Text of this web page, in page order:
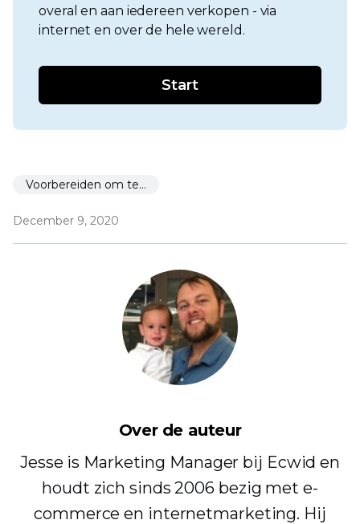
overal en aan iedereen verkopen - via
internet en over de hele wereld.
Start
Voorbereiden om te starten
December 9, 2020
Over de auteur
Jesse is Marketing Manager bij Ecwid en
houdt zich sinds 2006 bezig met e-
commerce en internetmarketing. Hij